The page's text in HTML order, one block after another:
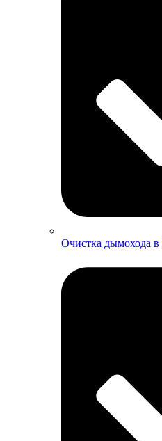
Очистка дымохода